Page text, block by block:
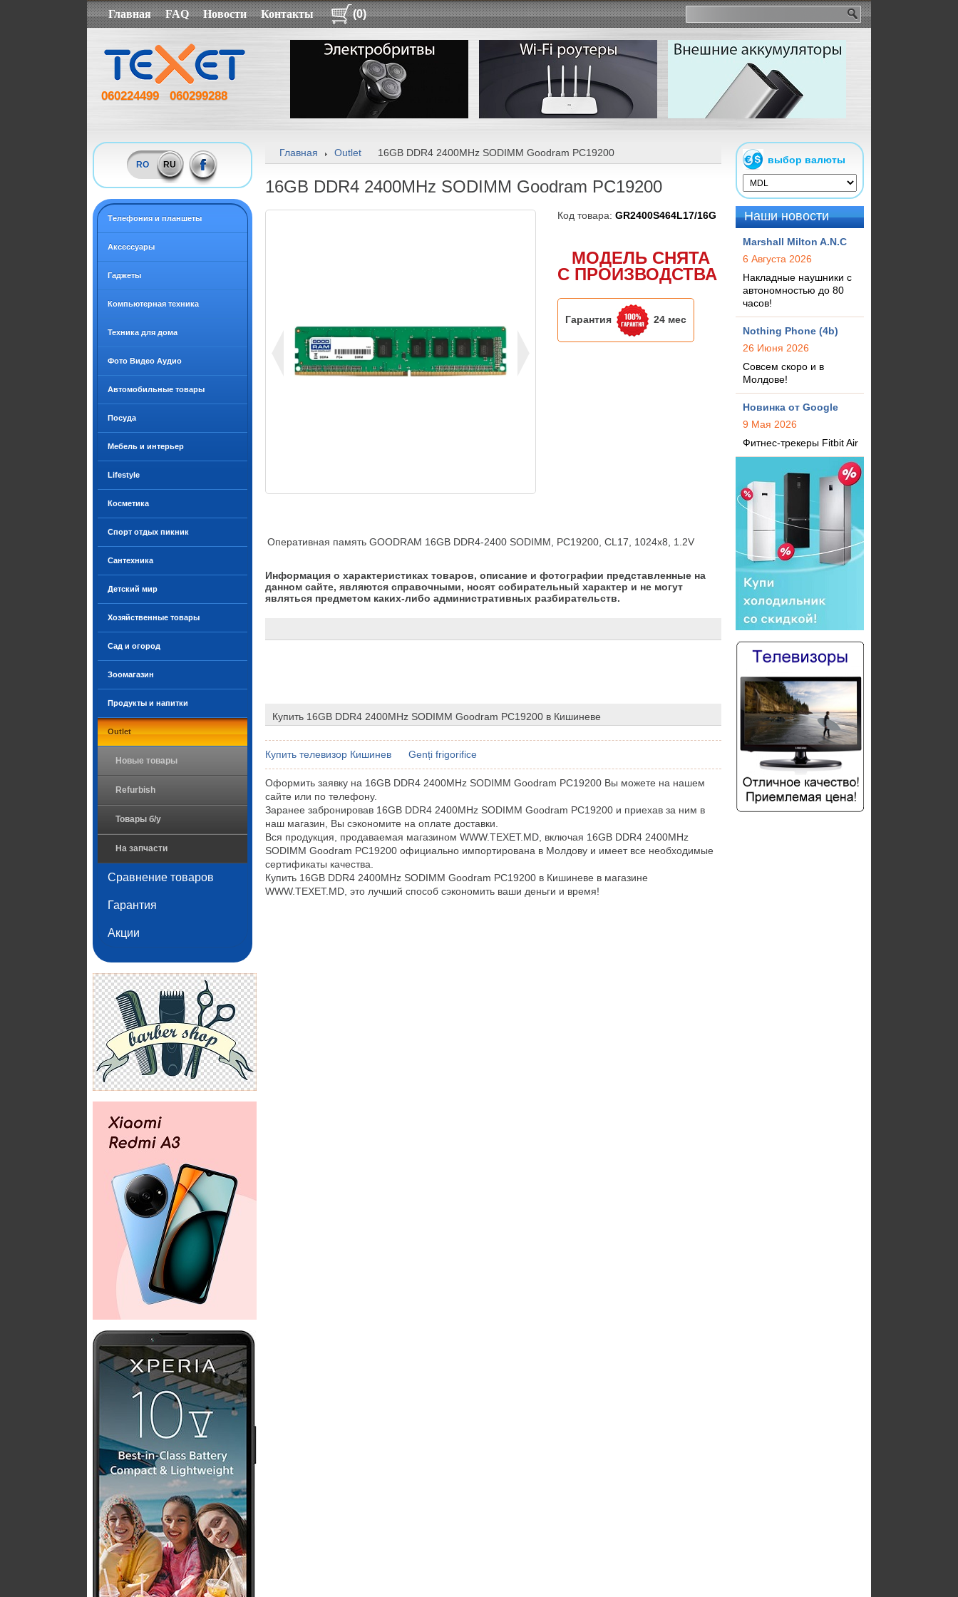
Главная FAQ Новости Контакты (0)
060224499 060299288
RO RU
Tелефония и планшеты
Аксессуары
Гаджеты
Компьютерная техника
Техника для дома
Фото Видео Аудио
Автомобильные товары
Посуда
Мебель и интерьер
Lifestyle
Косметика
Спорт отдых пикник
Сантехника
Детский мир
Хозяйственные товары
Сад и огород
Зоомагазин
Продукты и напитки
Outlet
Новые товары
Refurbish
Товары б/у
На запчасти
Сравнение товаров
Гарантия
Акции
Главная Outlet 16GB DDR4 2400MHz SODIMM Goodram PC19200
16GB DDR4 2400MHz SODIMM Goodram PC19200
Код товара: GR2400S464L17/16G
МОДЕЛЬ СНЯТА
С ПРОИЗВОДСТВА
Гарантия 24 мес
Оперативная память GOODRAM 16GB DDR4-2400 SODIMM, PC19200, CL17, 1024x8, 1.2V
Информация о характеристиках товаров, описание и фотографии представленные на
данном сайте, являются справочными, носят собирательный характер и не могут
являться предметом каких-либо административных разбирательств.
Купить 16GB DDR4 2400MHz SODIMM Goodram PC19200 в Кишиневе
Купить телевизор Кишинев Genți frigorifice
Оформить заявку на 16GB DDR4 2400MHz SODIMM Goodram PC19200 Вы можете на нашем
сайте или по телефону.
Заранее забронировав 16GB DDR4 2400MHz SODIMM Goodram PC19200 и приехав за ним в
наш магазин, Вы сэкономите на оплате доставки.
Вся продукция, продаваемая магазином WWW.TEXET.MD, включая 16GB DDR4 2400MHz
SODIMM Goodram PC19200 официально импортирована в Молдову и имеет все необходимые
сертификаты качества.
Купить 16GB DDR4 2400MHz SODIMM Goodram PC19200 в Кишиневе в магазине
WWW.TEXET.MD, это лучший способ сэкономить ваши деньги и время!
выбор валюты
Наши новости
Marshall Milton A.N.C
6 Августа 2026
Накладные наушники с
автономностью до 80
часов!
Nothing Phone (4b)
26 Июня 2026
Совсем скоро и в
Молдове!
Новинка от Google
9 Мая 2026
Фитнес-трекеры Fitbit Air